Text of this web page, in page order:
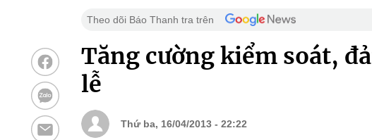
Theo dõi Báo Thanh tra trên
Tăng cường kiểm soát,
lễ
Thứ ba, 16/04/2013 - 22:22